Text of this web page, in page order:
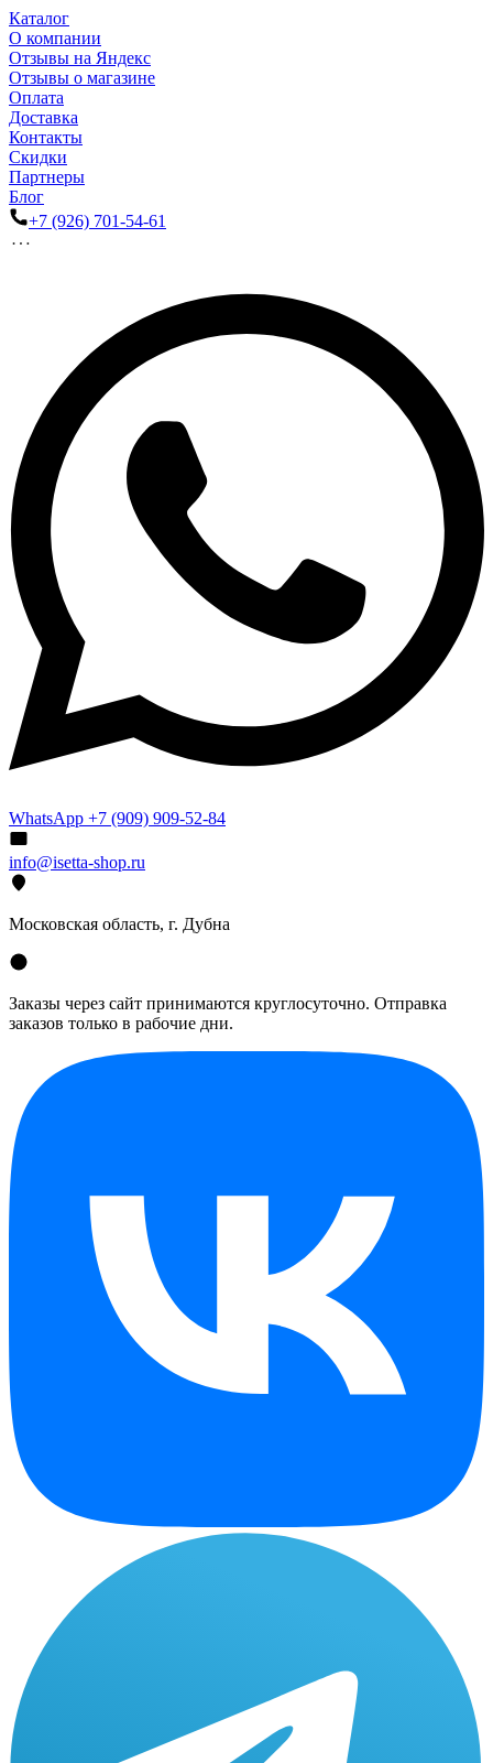
Каталог
О компании
Отзывы на Яндекс
Отзывы о магазине
Оплата
Доставка
Контакты
Скидки
Партнеры
Блог
+7 (926) 701-54-61
WhatsApp +7 (909) 909-52-84
info@isetta-shop.ru
Московская область, г. Дубна
Заказы через сайт принимаются круглосуточно. Отправка
заказов только в рабочие дни.